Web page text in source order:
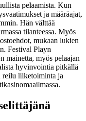
pelaamista. Kun
ja määräajat,
Hän välttää
tilanteessa. Myös
mukaan lukien
Festival Playn
mainetta, myös pelaajan
hyvinvointia pitkällä
reilu liiketoiminta ja